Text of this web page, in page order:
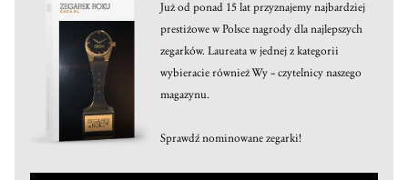
Już od ponad 15 lat przyznajemy najbardziej
prestiżowe w Polsce nagrody dla najlepszych
zegarków. Laureata w jednej z kategorii
wybieracie również Wy – czytelnicy naszego
magazynu.
Sprawdź nominowane zegarki!